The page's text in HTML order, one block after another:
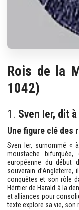
Rois de la
1042)
1. Sven Ier, dit
Une figure clé des
Sven Ier, surnommé «
moustache bifurquée,
européenne du début
souverain
conquêtes et son rôle
Héritier de Harald à la
et alliances pour
texte explore sa vie, son